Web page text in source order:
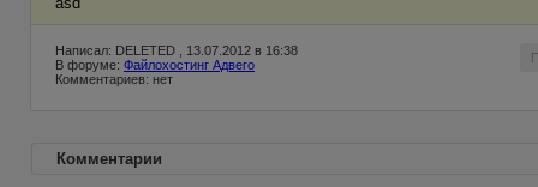
Написал: DELETED , 13.07.2012 в 16:38
В форуме: Файлохостинг Адвего
Комментариев: нет
Комментарии